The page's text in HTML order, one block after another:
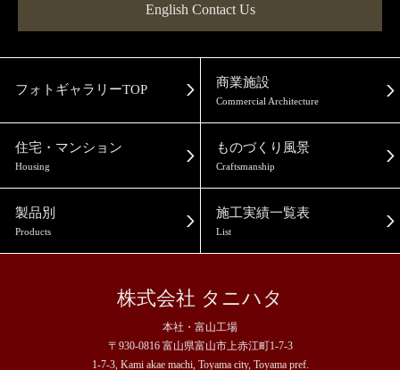
English Contact Us
フォトギャラリーTOP 商業施設
Commercial Architecture
住宅・マンション
Housing
ものづくり風景
Craftsmanship
製品別
Products
施工実績一覧表
List
株式会社 タニハタ
本社・富山工場
〒930-0816 富山県富山市上赤江町1-7-3
1-7-3, Kami akae machi, Toyama city, Toyama pref.